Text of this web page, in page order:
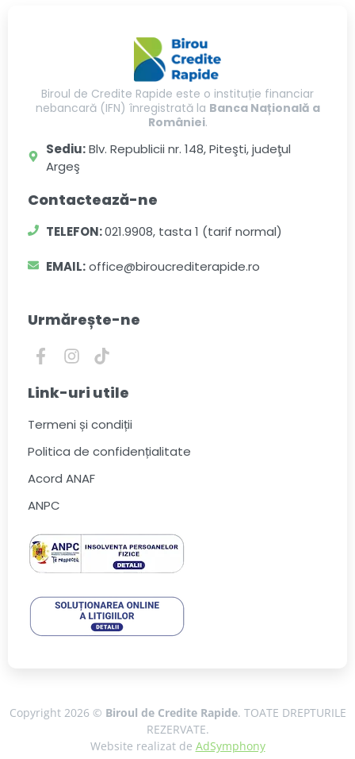
Biroul de Credite Rapide este o instituție financiar
nebancară (IFN) înregistrată la Banca Națională a
României.
Sediu:Blv. Republicii nr. 148, Piteşti, judeţul
Argeş
Contactează-ne
TELEFON:021.9908, tasta 1 (tarif normal)
EMAIL:office@biroucrediterapide.ro
Urmărește-ne
Link-uri utile
Termeni și condiții
Politica de confidențialitate
Acord ANAF
ANPC
Copyright 2026 © Biroul de Credite Rapide. TOATE DREPTURILE
REZERVATE.
Website realizat de AdSymphony